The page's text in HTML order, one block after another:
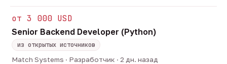
от 3 000 USD
Senior Backend Developer (Python)
из открытых источников
Match Systems · Разработчик · 2 дн. назад